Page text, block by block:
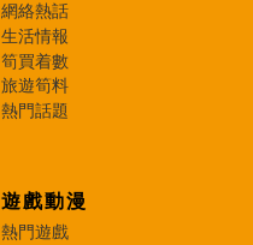
網絡熱話
生活情報
筍買着數
旅遊筍料
熱門話題
遊戲動漫
熱門遊戲